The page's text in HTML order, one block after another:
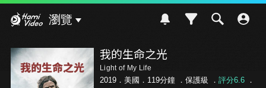
瀏覽
我的生命之光
Light of My Life
2019．美國．119分鐘 ． 保護級 ． 評分6.6．